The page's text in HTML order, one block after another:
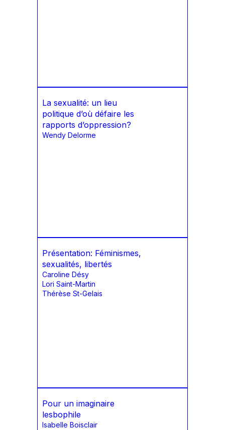
La sexualité: un lieu
politique d’où défaire les
rapports d’oppression?
Wendy Delorme
Présentation: Féminismes,
sexualités, libertés
Caroline Désy
Lori Saint-Martin
Thérèse St-Gelais
Pour un imaginaire
lesbophile
Isabelle Boisclair